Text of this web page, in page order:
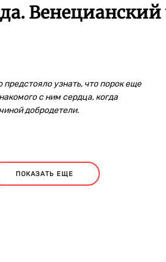
предстояло узнать, что порок еще
с ним сердца, когда
добродетели.
ПОКАЗАТЬ ЕЩЕ